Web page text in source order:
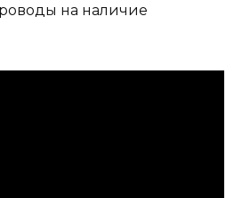
на наличие